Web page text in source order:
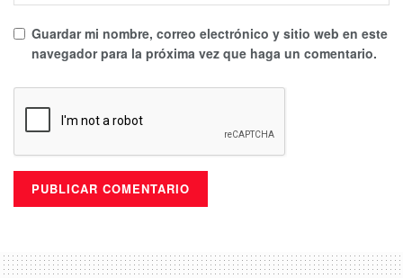
Guardar mi nombre, correo electrónico y sitio web en este
navegador para la próxima vez que haga un comentario.